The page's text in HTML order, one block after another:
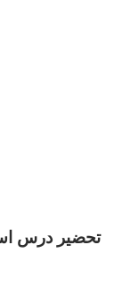
تحضير درس